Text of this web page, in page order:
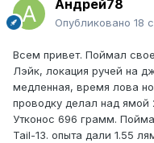
Андрей78
Опубликовано 18
Всем привет. Поймал
Лэйк, локация ручей на
медленная, время лова
проводку делал над ямой
Утконос 696 грамм.
Tail-13. опыта дали 1.55